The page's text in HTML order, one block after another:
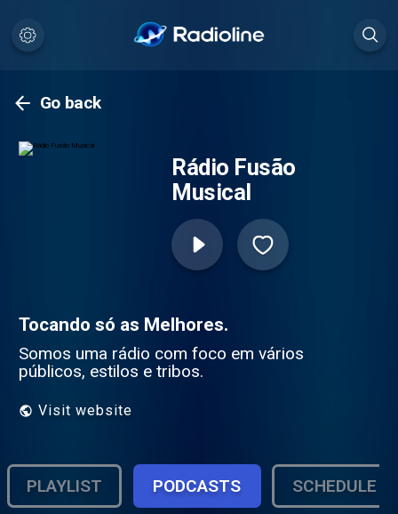
Go back
Rádio Fusão
Musical
Tocando só as Melhores.
Somos uma rádio com foco em vários
públicos, estilos e tribos.
Visit website
PLAYLIST PODCASTS SCHEDULE